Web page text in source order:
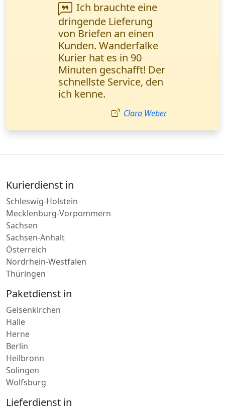
Wanderfalke Kurier
ist super zuverlässig!
Wichtige
Geschäftsunterlagen
wurden in einem
halben Tag direkt
übergeben. Ich
empfehle sie jedem!
Ayşe Yılmaz
Kurierdienst in
Schleswig-Holstein
Mecklenburg-Vorpommern
Sachsen
Sachsen-Anhalt
Österreich
Nordrhein-Westfalen
Thüringen
Paketdienst in
Gelsenkirchen
Halle
Herne
Berlin
Heilbronn
Solingen
Wolfsburg
Lieferdienst in